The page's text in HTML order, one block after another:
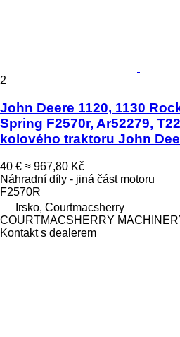
2
John Deere 1120, 1130
Spring F2570r, Ar52279,
kolového traktoru John
40 € ≈ 967,80 Kč
Náhradní díly - jiná část motoru
F2570R
Irsko, Courtmacsherry
COURTMACSHERRY
Kontakt s dealerem